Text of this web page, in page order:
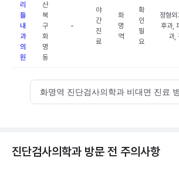
리
들
내
과
의
원
산
북
구
화
명
동
-
야
간
진
료
화
명
역
확
인
필
요
정형
후과,
과,
화명역 진단검사의학과 비대면 진료
진단검사의학과 방문 전 주의사항